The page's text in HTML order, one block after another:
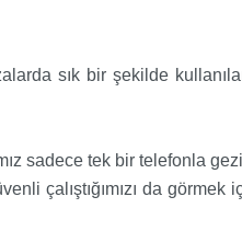
sık bir şekilde
sadece tek bir telefonla
çalıştığımızı da